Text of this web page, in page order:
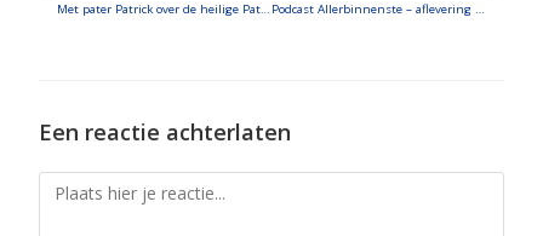
Met pater Patrick over de heilige Patrick Podcast Allerbinnenste – aflevering 3 – Lars en Rokus (The Bowery)
Een reactie achterlaten